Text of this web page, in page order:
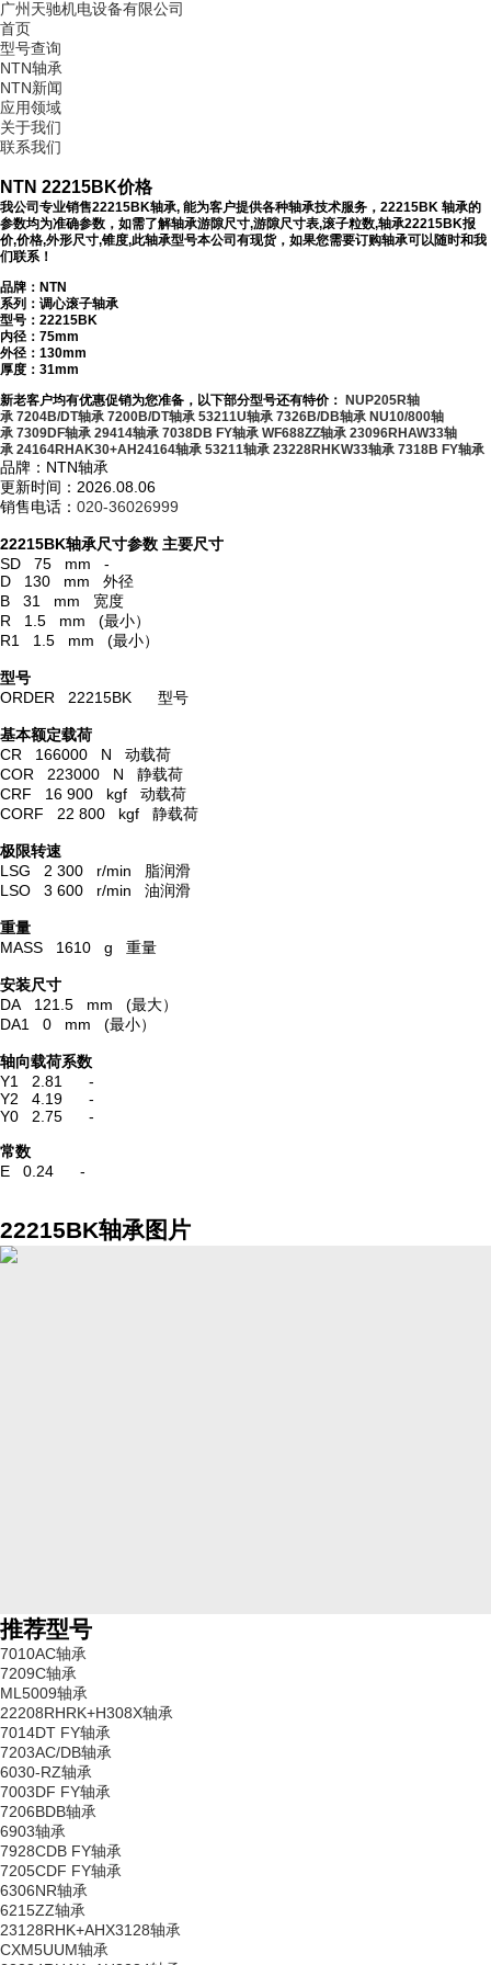
广州天驰机电设备有限公司
首页
型号查询
NTN轴承
NTN新闻
应用领域
关于我们
联系我们
NTN 22215BK价格
我公司专业销售22215BK轴承, 能为客户提供各种轴承技术服务，22215BK 轴承的
参数均为准确参数，如需了解轴承游隙尺寸,游隙尺寸表,滚子粒数,轴承22215BK报
价,价格,外形尺寸,锥度,此轴承型号本公司有现货，如果您需要订购轴承可以随时和我
们联系！
品牌：NTN
系列：调心滚子轴承
型号： 22215BK
内径：75mm
外径：130mm
厚度：31mm
新老客户均有优惠促销为您准备，以下部分型号还有特价： NUP205R轴
承 7204B/DT轴承 7200B/DT轴承 53211U轴承 7326B/DB轴承 NU10/800轴
承 7309DF轴承 29414轴承 7038DB FY轴承 WF688ZZ轴承 23096RHAW33轴
承 24164RHAK30+AH24164轴承 53211轴承 23228RHKW33轴承 7318B FY轴承
品牌：NTN轴承
更新时间：2026.08.06
销售电话： 020-36026999
22215BK轴承尺寸参数 主要尺寸
SD 75 mm -
D 130 mm 外径
B 31 mm 宽度
R 1.5 mm (最小）
R1 1.5 mm (最小）
型号
ORDER 22215BK 型号
基本额定载荷
CR 166000 N 动载荷
COR 223000 N 静载荷
CRF 16 900 kgf 动载荷
CORF 22 800 kgf 静载荷
极限转速
LSG 2 300 r/min 脂润滑
LSO 3 600 r/min 油润滑
重量
MASS 1610 g 重量
安装尺寸
DA 121.5 mm (最大）
DA1 0 mm (最小）
轴向载荷系数
Y1 2.81 -
Y2 4.19 -
Y0 2.75 -
常数
E 0.24 -
22215BK轴承图片
推荐型号
7010AC轴承
7209C轴承
ML5009轴承
22208RHRK+H308X轴承
7014DT FY轴承
7203AC/DB轴承
6030-RZ轴承
7003DF FY轴承
7206BDB轴承
6903轴承
7928CDB FY轴承
7205CDF FY轴承
6306NR轴承
6215ZZ轴承
23128RHK+AHX3128轴承
CXM5UUM轴承